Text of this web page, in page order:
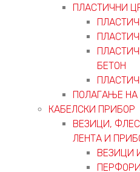
ПЛАСТИЧНИ
БЕТОН
ПОЛАГАЊЕ НА
КАБЕЛСКИ ПРИБОР
ВЕЗИЦИ,
ЛЕНТА И
ВЕЗИЦИ